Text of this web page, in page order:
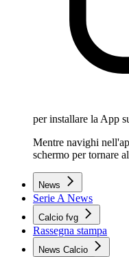
per installare la App
Mentre navighi
schermo per tornare
News
Serie A News
Calcio fvg
Rassegna stampa
News Calcio